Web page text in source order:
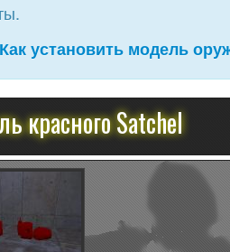
установить модель
красного Satchel